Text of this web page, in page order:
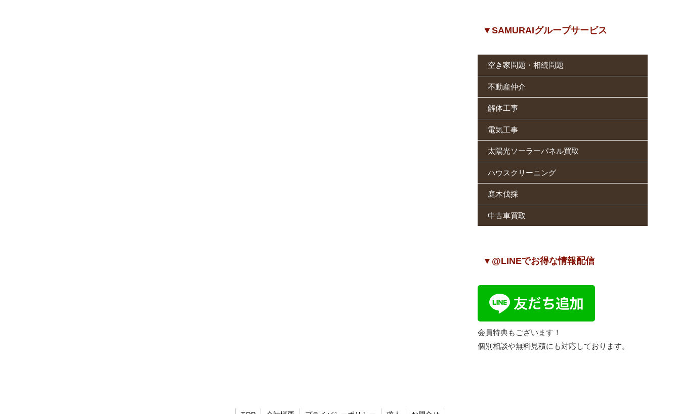
▼SAMURAIグループサービス
空き家問題・相続問題
不動産仲介
解体工事
電気工事
太陽光ソーラーパネル買取
ハウスクリーニング
庭木伐採
中古車買取
▼@LINEでお得な情報配信
会員特典もございます！
個別相談や無料見積にも対応しております。